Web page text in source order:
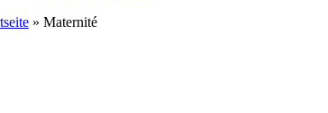
» Maternité